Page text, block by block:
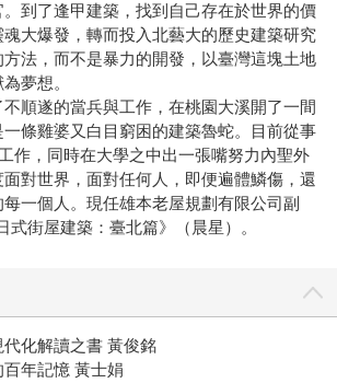
到了逢甲建築，找到自己存在於世界的價
大爆發，轉而投入北藝大的歷史建築研究
法，而不是暴力的開發，以臺灣這塊土地
夢想。
順遂的當兵與工作，在桃園大溪開了一間
條雞婆又白目窮困的建築魯蛇。目前從事
作，同時在大學之中出一張嘴努力內聖外
對世界，面對任何人，即便遍體鱗傷，還
一個人。現任雄本老屋規劃有限公司副
式街屋建築：臺北篇》（晨星）。
化解讀之書 黃俊銘
年記憶 黃士娟